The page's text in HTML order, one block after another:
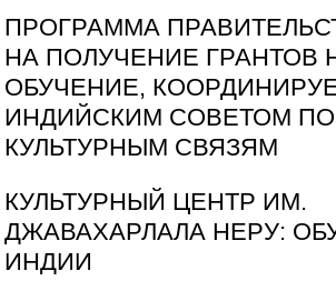
ПРОГРАММА
НА ПОЛУЧЕНИЕ ГРАНТОВ
ОБУЧЕНИЕ,
ИНДИЙСКИМ СОВЕТОМ ПО
КУЛЬТУРНЫМ СВЯЗЯМ
КУЛЬТУРНЫЙ ЦЕНТР ИМ.
ДЖАВАХАРЛАЛА НЕРУ:
ИНДИИ